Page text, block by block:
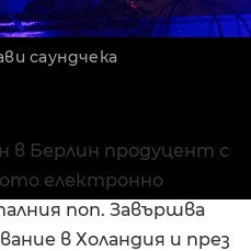
саундчека
в Берлин продуцент с
електронно
поп. Завършва
в Холандия и през